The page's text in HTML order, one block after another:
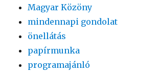
Magyar Közöny
mindennapi gondolat
önellátás
papírmunka
programajánló